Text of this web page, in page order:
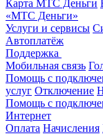
Карта МТС Деньги
«МТС Деньги»
Услуги и сервисы
Автоплатёж
Поддержка
Мобильная связь
Помощь с
услуг Отключение
Помощь с
Интернет
Оплата Начисления